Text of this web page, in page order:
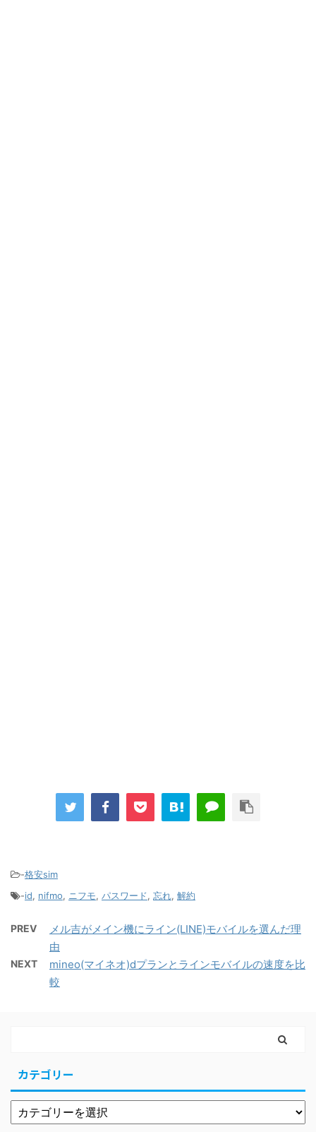
-格安sim
-id, nifmo, ニフモ, パスワード, 忘れ, 解約
PREV
メル吉がメイン機にライン(LINE)モバイルを選んだ理
由
NEXT
mineo(マイネオ)dプランとラインモバイルの速度を比
較
カテゴリー